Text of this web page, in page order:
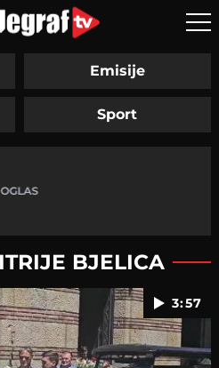
Emisije
Sport
BJELICA
3:57